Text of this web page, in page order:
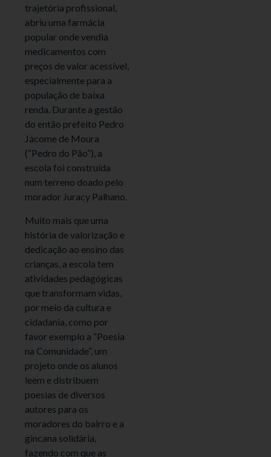
trajetória profissional,
abriu uma farmácia
popular onde vendia
medicamentos com
preços de valor acessível,
especialmente para a
população de baixa
renda. Durante a gestão
do então prefeito Pedro
Jácome de Moura
(“Pedro do Pão”), a
escola foi construída
num terreno doado pelo
morador Juracy Palhano.
Muito mais que uma
história de valorização e
dedicação ao ensino das
crianças, a escola tem
atividades pedagógicas
que transformam vidas,
por meio da cultura e
cidadania, como por
favor exemplo a “Poesia
na Comunidade”, um
projeto onde os alunos
leem e distribuem
poesias de diversos
autores para os
moradores do bairro e a
gincana solidária,
fazendo com que as